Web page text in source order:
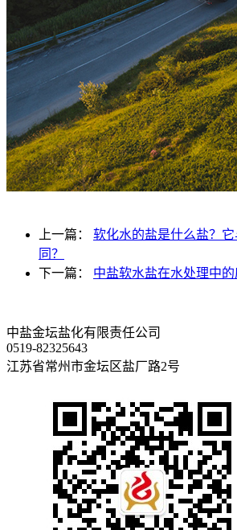
上一篇： 软化水的盐是什么盐？
同？
下一篇： 中盐软水盐在水处理中的
中盐金坛盐化有限责任公司
0519-82325643
江苏省常州市金坛区盐厂路2号